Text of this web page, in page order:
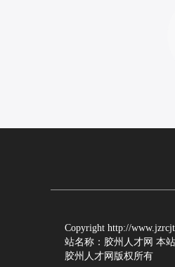
Copyright http://
站名称：胶州人才网 本
胶州人才网版权所有